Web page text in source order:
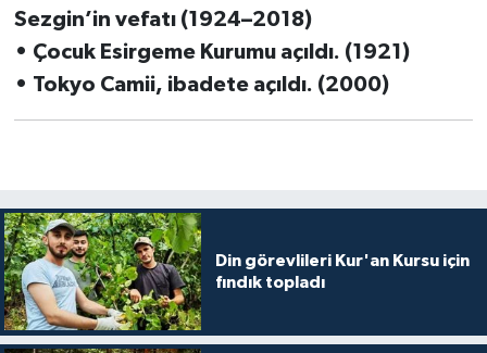
Sezgin’in vefatı (1924–2018)
• Çocuk Esirgeme Kurumu açıldı. (1921)
• Tokyo Camii, ibadete açıldı. (2000)
Din görevlileri Kur'an Kursu için
fındık topladı
Edirne Müftülüğü
Elazığ Müftülüğü
Erzincan Müftülüğü
Eskişehir Müftülüğü
Gaziantep Müftülüğü
Giresun Müftülüğü